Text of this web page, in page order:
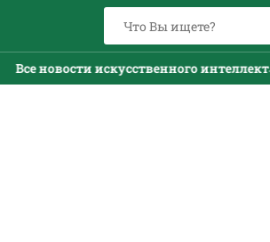
Все новости искусственного интеллекта →